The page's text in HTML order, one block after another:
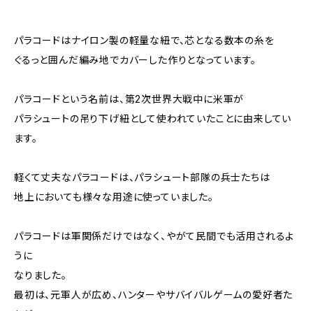
パラコードはナイロン製の軽量な紐で、芯となる数本の糸を
ぐるっと囲んだ編み地でカバーした作りとなっています。
パラコードという名前は、第2次世界大戦中に米軍が
パラシュートの吊り下げ紐として使われていたことに由来してい
ます。
軽くて丈夫なパラコードは、パラシュート部隊の兵士たちは
地上においても様々な用途に使っていました。
パラコードは軍関係だけではなく、やがて民間でも活用されるよ
うに
なりました。
最初は、元軍人が広め、ハンターやサバイバルゲームの愛好者た